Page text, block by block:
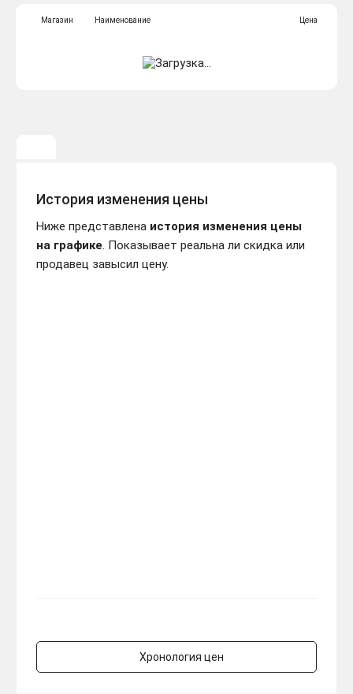
Магазин Наименование Цена
История изменения цены
Ниже представлена история изменения цены
на графике. Показывает реальна ли скидка или
продавец завысил цену.
Хронология цен